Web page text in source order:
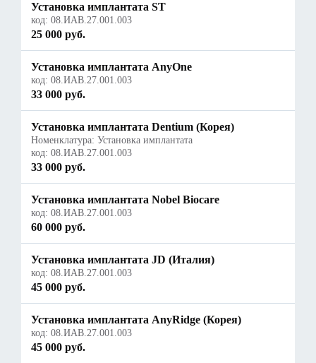
Установка имплантата ST
код: 08.ИАВ.27.001.003
25 000 руб.
Установка имплантата AnyOne
код: 08.ИАВ.27.001.003
33 000 руб.
Установка имплантата Dentium (Корея)
Номенклатура: Установка имплантата
код: 08.ИАВ.27.001.003
33 000 руб.
Установка имплантата Nobel Biocare
код: 08.ИАВ.27.001.003
60 000 руб.
Установка имплантата JD (Италия)
код: 08.ИАВ.27.001.003
45 000 руб.
Установка имплантата AnyRidge (Корея)
код: 08.ИАВ.27.001.003
45 000 руб.